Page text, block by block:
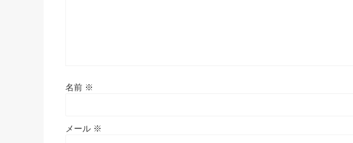
名前 ※
メール ※